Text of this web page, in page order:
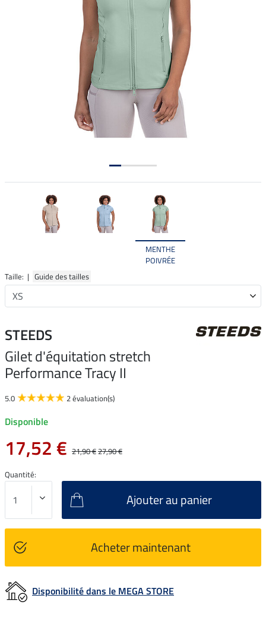
MENTHE
POIVRÉE
Taille: | Guide des tailles
STEEDS
Gilet d'équitation stretch
Performance Tracy II
5.0 2 évaluation(s)
Disponible
17,52 € 21,90 €27,90 €
Quantité:
Ajouter au panier
Acheter maintenant
Disponibilité dans le MEGA STORE